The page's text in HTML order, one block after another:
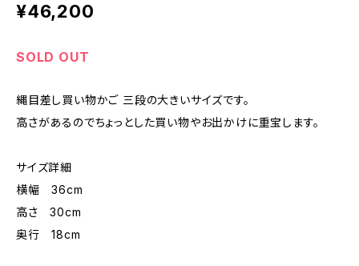
¥46,200
SOLD OUT
縄目差し買い物かご 三段の大きいサイズです。
高さがあるのでちょっとした買い物やお出かけに重宝します。
サイズ詳細
横幅 36cm
高さ 30cm
奥行 18cm